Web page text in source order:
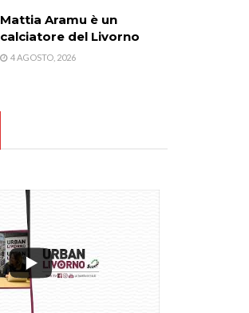
Mattia Aramu è un
calciatore del Livorno
4 AGOSTO, 2026